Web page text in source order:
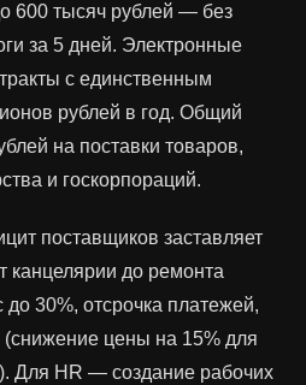
600 тысяч рублей — без
за 5 дней. Электронные
с единственным
рублей в год. Общий
на поставки товаров,
и госкорпораций.
поставщиков заставляет
канцелярии до ремонта
30%, отсрочка платежей,
цены на 15% для
Для HR — создание рабочих